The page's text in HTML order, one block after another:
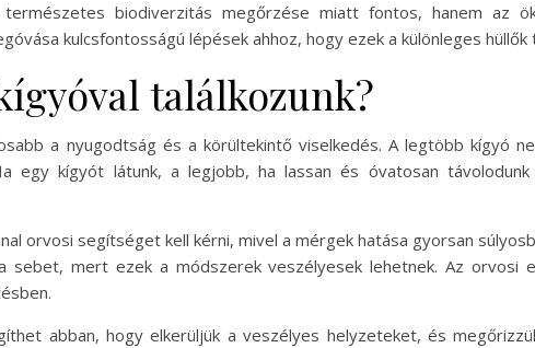
biodiverzitás megőrzése miatt fontos, hanem az
kulcsfontosságú lépések ahhoz, hogy ezek a különleges hüllők
találkozunk?
a nyugodtság és a körültekintő viselkedés. A legtöbb kígyó
egy kígyót látunk, a legjobb, ha lassan és óvatosan
orvosi segítséget kell kérni, mivel a mérgek hatása gyorsan
sebet, mert ezek a módszerek veszélyesek lehetnek. Az orvosi
abban, hogy elkerüljük a veszélyes helyzeteket, és